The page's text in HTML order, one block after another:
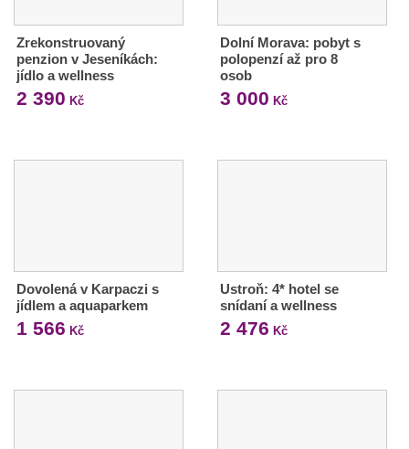
Zrekonstruovaný
penzion v Jeseníkách:
jídlo a wellness
2 390 Kč
Dolní Morava: pobyt s
polopenzí až pro 8
osob
3 000 Kč
Dovolená v Karpaczi s
jídlem a aquaparkem
1 566 Kč
Ustroň: 4* hotel se
snídaní a wellness
2 476 Kč